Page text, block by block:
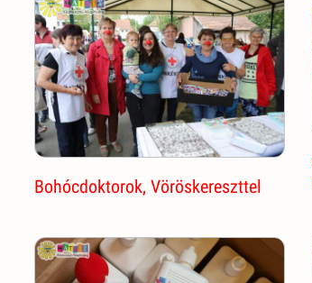
Bohócdoktorok, Vöröskereszttel